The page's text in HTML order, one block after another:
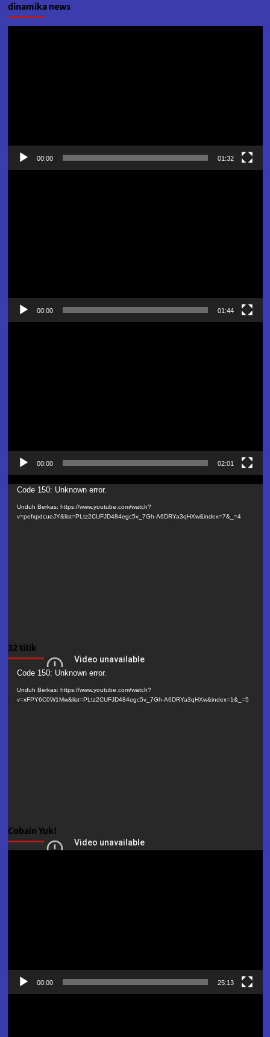
dinamika news
00:00 01:32
00:00 01:44
00:00 02:01
Pemutar
Video
Code 150: Unknown error.
Unduh Berkas: https://www.youtube.com/watch?
v=pefxpdcueJY&list=PLtz2CUFJD484egc5v_7Gh-A6DRYa3qHXw&index=7&_=4
32 titik
Pemutar
Video
Code 150: Unknown error.
Unduh Berkas: https://www.youtube.com/watch?
v=xFPY6C0W1Mw&list=PLtz2CUFJD484egc5v_7Gh-A6DRYa3qHXw&index=1&_=5
Cobain Yuk!
00:00 25:13